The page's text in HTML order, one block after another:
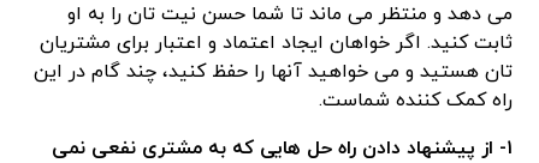
می دهد و منتظر می ماند تا شما حسن نیت تان را به او
ثابت کنید. اگر خواهان ایجاد اعتماد و اعتبار برای مشتریان
تان هستید و می خواهید آنها را حفظ کنید، چند گام در این
راه کمک کننده شماست.
۱- از پیشنهاد دادن راه حل هایی که به مشتری نفعی نمی